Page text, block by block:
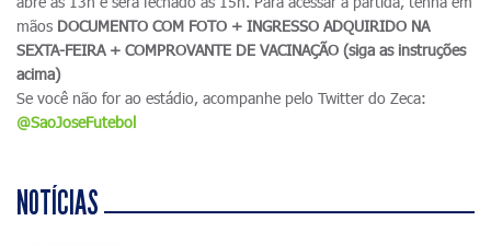
mãos DOCUMENTO COM FOTO + INGRESSO ADQUIRIDO NA
SEXTA-FEIRA + COMPROVANTE DE VACINAÇÃO (siga as instruções
acima)
Se você não for ao estádio, acompanhe pelo Twitter do Zeca:
@SaoJoseFutebol
NOTÍCIAS